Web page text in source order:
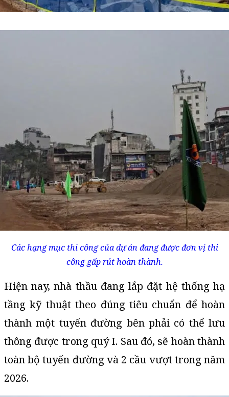
Các hạng mục thi công của dự án đang được đơn vị thi
công gấp rút hoàn thành.
Hiện nay, nhà thầu đang lắp đặt hệ thống hạ
tầng kỹ thuật theo đúng tiêu chuẩn để hoàn
thành một tuyến đường bên phải có thể lưu
thông được trong quý I. Sau đó, sẽ hoàn thành
toàn bộ tuyến đường và 2 cầu vượt trong năm
2026.